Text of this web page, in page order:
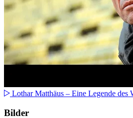
Lothar Matthäus – Eine Legende des
Bilder